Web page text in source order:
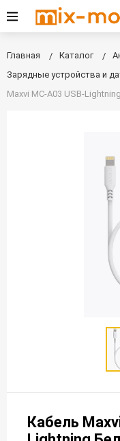
Главная Каталог
Зарядные устройства и
Maxvi MC-A03 USB-Lightning
Кабель